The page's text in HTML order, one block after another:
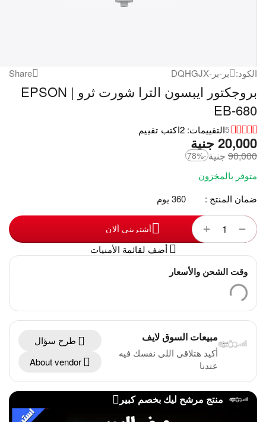
الكود: بر-بر-DQHGJX Share
بروجكتور ايبسون الترا شورت ثرو | EPSON
EB-680
5التقييمات: 2 اكتب تقييم
جنية 20,000
جنية 90,000
-78%
متوفر بالمخزون
ضمان المنتج :
360 يوم
+ − أشترينى ألان
أضف لقائمة الأمنيات
وقت الشحن والأسعار
مبيعات السوق لايف
أكيد هتلاقى اللى نفسك فيه
عندنا
طرح سؤال
About vendor
منتج مرشح ليك بخصم كبير